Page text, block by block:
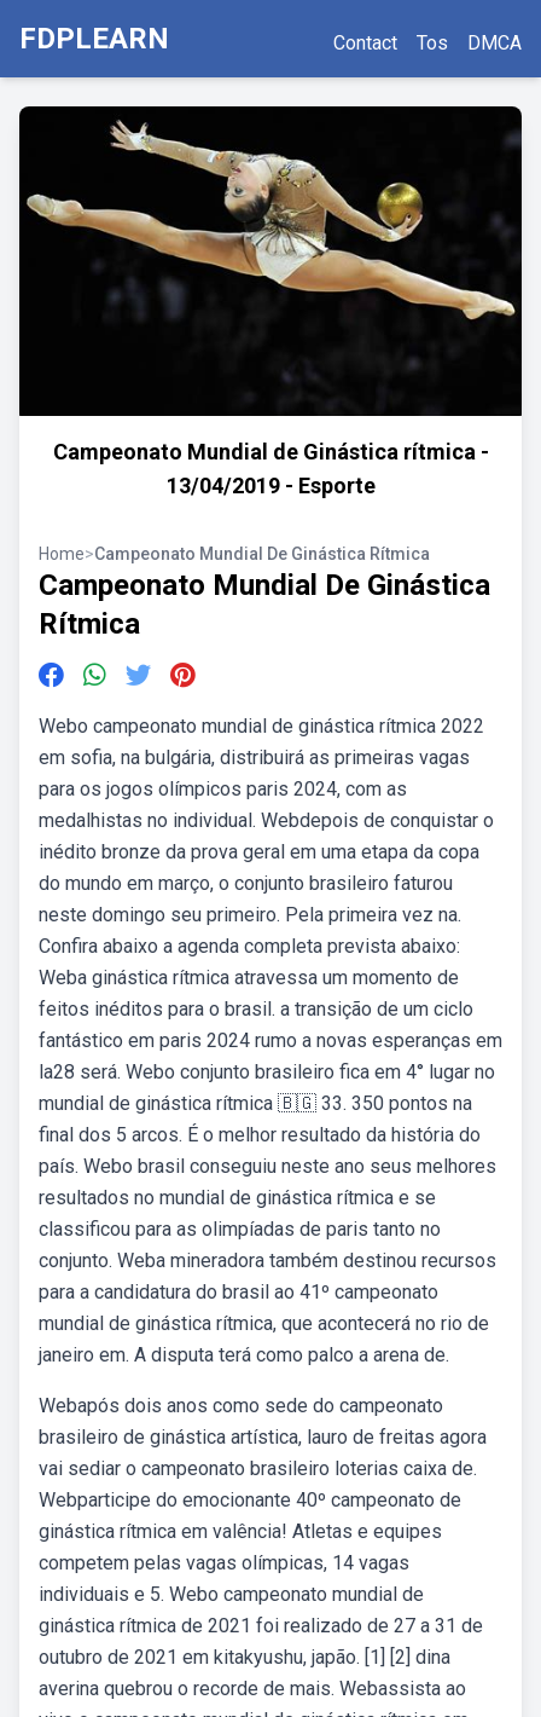
FDPLEARN Contact Tos DMCA
Campeonato Mundial de Ginástica rítmica -
13/04/2019 - Esporte
Home>Campeonato Mundial De Ginástica Rítmica
Campeonato Mundial De Ginástica
Rítmica
Webo campeonato mundial de ginástica rítmica 2022
em sofia, na bulgária, distribuirá as primeiras vagas
para os jogos olímpicos paris 2024, com as
medalhistas no individual. Webdepois de conquistar o
inédito bronze da prova geral em uma etapa da copa
do mundo em março, o conjunto brasileiro faturou
neste domingo seu primeiro. Pela primeira vez na.
Confira abaixo a agenda completa prevista abaixo:
Weba ginástica rítmica atravessa um momento de
feitos inéditos para o brasil. a transição de um ciclo
fantástico em paris 2024 rumo a novas esperanças em
la28 será. Webo conjunto brasileiro fica em 4° lugar no
mundial de ginástica rítmica 🇧🇬 33. 350 pontos na
final dos 5 arcos. É o melhor resultado da história do
país. Webo brasil conseguiu neste ano seus melhores
resultados no mundial de ginástica rítmica e se
classificou para as olimpíadas de paris tanto no
conjunto. Weba mineradora também destinou recursos
para a candidatura do brasil ao 41º campeonato
mundial de ginástica rítmica, que acontecerá no rio de
janeiro em. A disputa terá como palco a arena de.
Webapós dois anos como sede do campeonato
brasileiro de ginástica artística, lauro de freitas agora
vai sediar o campeonato brasileiro loterias caixa de.
Webparticipe do emocionante 40º campeonato de
ginástica rítmica em valência! Atletas e equipes
competem pelas vagas olímpicas, 14 vagas
individuais e 5. Webo campeonato mundial de
ginástica rítmica de 2021 foi realizado de 27 a 31 de
outubro de 2021 em kitakyushu, japão. [1] [2] dina
averina quebrou o recorde de mais. Webassista ao